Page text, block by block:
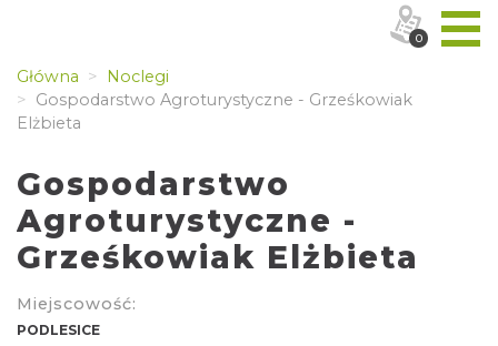
Główna
Noclegi
Gospodarstwo Agroturystyczne - Grześkowiak
Elżbieta
Gospodarstwo
Agroturystyczne -
Grześkowiak Elżbieta
Miejscowość:
PODLESICE
0